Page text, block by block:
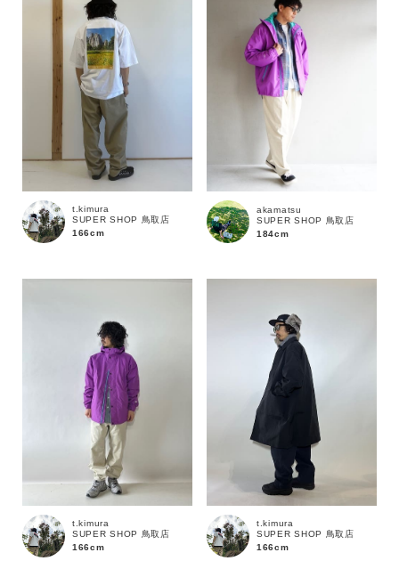
t.kimura
SUPER SHOP 鳥取店
166cm
akamatsu
SUPER SHOP 鳥取店
184cm
t.kimura
SUPER SHOP 鳥取店
166cm
t.kimura
SUPER SHOP 鳥取店
166cm